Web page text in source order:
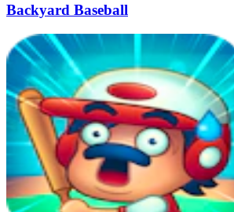
Backyard Baseball